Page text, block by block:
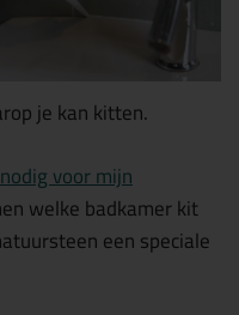
je kan kitten.
voor mijn
welke badkamer kit
een speciale